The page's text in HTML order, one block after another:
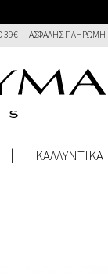
39€ ΑΣΦΑΛΉΣ ΠΛΗΡΩΜΉ
ΚΑΛΛΥΝΤΙΚΑ